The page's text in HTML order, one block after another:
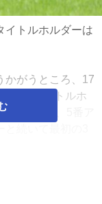
イトルホルダーは
がうところ、17
権。タイトルホ
ターモア、5番ア
マテンロウレオが